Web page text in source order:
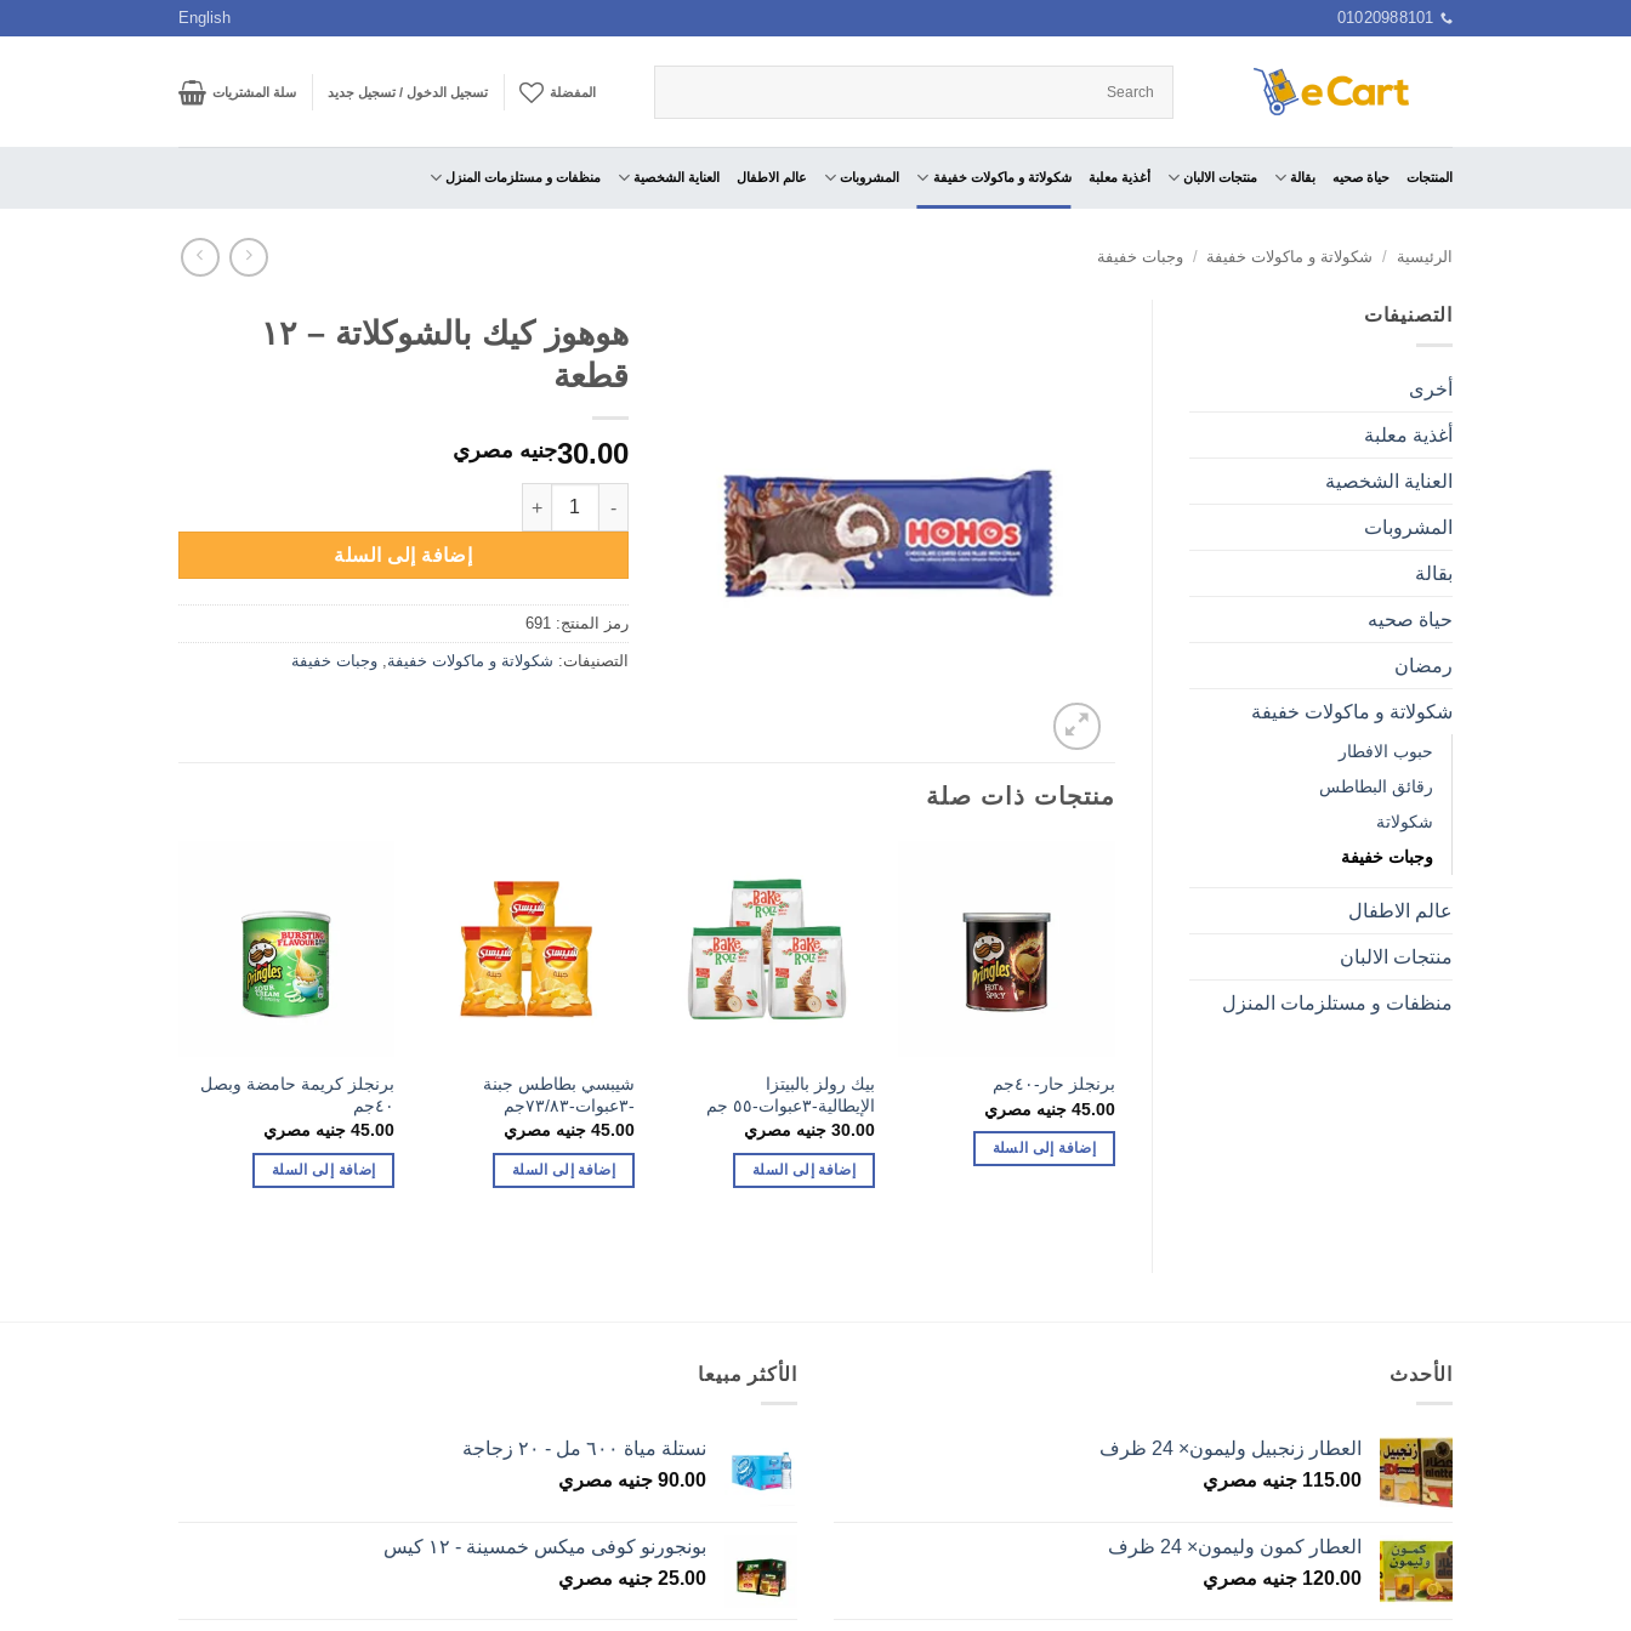
01020988101
English
المفضلة تسجيل الدخول / تسجيل جديد سلة المشتريات
المنتجات حياة صحيه بقالة منتجات الالبان أغذية معلبة شكولاتة و ماكولات خفيفة المشروبات عالم الاطفال العناية الشخصية منظفات و مستلزمات المنزل
الرئيسية / شكولاتة و ماكولات خفيفة / وجبات خفيفة
التصنيفات
أخرى
أغذية معلبة
العناية الشخصية
المشروبات
بقالة
حياة صحيه
رمضان
شكولاتة و ماكولات خفيفة
حبوب الافطار
رقائق البطاطس
شكولاتة
وجبات خفيفة
عالم الاطفال
منتجات الالبان
منظفات و مستلزمات المنزل
هوهوز كيك بالشوكلاتة – ١٢
قطعة
30.00جنيه مصري
كمية هوهوز كيك بالشوكلاتة - ١٢ قطعة
إضافة إلى السلة
رمز المنتج: 691
التصنيفات: شكولاتة و ماكولات خفيفة ,وجبات خفيفة
منتجات ذات صلة
برنجلز حار-٤٠جم
45.00 جنيه مصري
إضافة إلى السلة
بيك رولز بالبيتزا
الإيطالية-٣عبوات-٥٥ جم
30.00 جنيه مصري
إضافة إلى السلة
شيبسي بطاطس جبنة
-٣عبوات-٧٣/٨٣جم
45.00 جنيه مصري
إضافة إلى السلة
برنجلز كريمة حامضة وبصل
٤٠جم
45.00جنيه مصري
إضافة إلى السلة
الأحدث
العطار زنجبيل وليمون× 24 ظرف
115.00 جنيه مصري
العطار كمون وليمون× 24 ظرف
120.00 جنيه مصري
الأكثر مبيعا
نستلة مياة ٦٠٠ مل - ٢٠ زجاجة
90.00 جنيه مصري
بونجورنو كوفى ميكس خمسينة - ١٢ كيس
25.00 جنيه مصري